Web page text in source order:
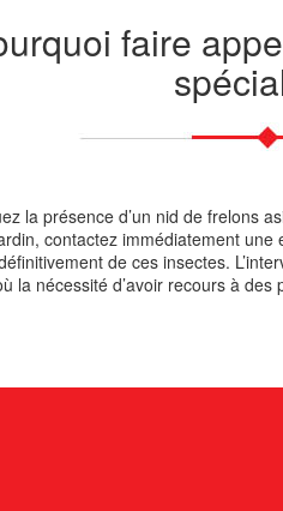
faire
la présence d’un nid de frelons
contactez immédiatement
de ces insectes.
la nécessité d’avoir recours à des